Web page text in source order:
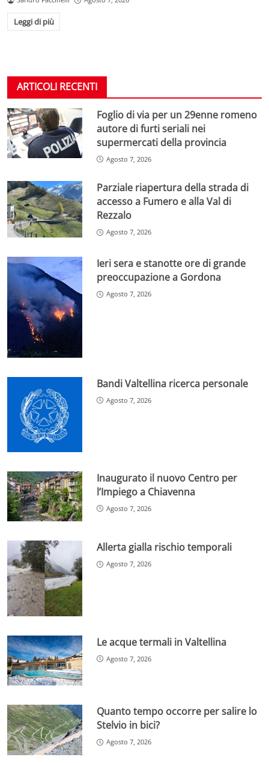
Leggi di più
ARTICOLI RECENTI
Foglio di via per un 29enne romeno
autore di furti seriali nei
supermercati della provincia
Agosto 7, 2026
Parziale riapertura della strada di
accesso a Fumero e alla Val di
Rezzalo
Agosto 7, 2026
Ieri sera e stanotte ore di grande
preoccupazione a Gordona
Agosto 7, 2026
Bandi Valtellina ricerca personale
Agosto 7, 2026
Inaugurato il nuovo Centro per
l’Impiego a Chiavenna
Agosto 7, 2026
Allerta gialla rischio temporali
Agosto 7, 2026
Le acque termali in Valtellina
Agosto 7, 2026
Quanto tempo occorre per salire lo
Stelvio in bici?
Agosto 7, 2026